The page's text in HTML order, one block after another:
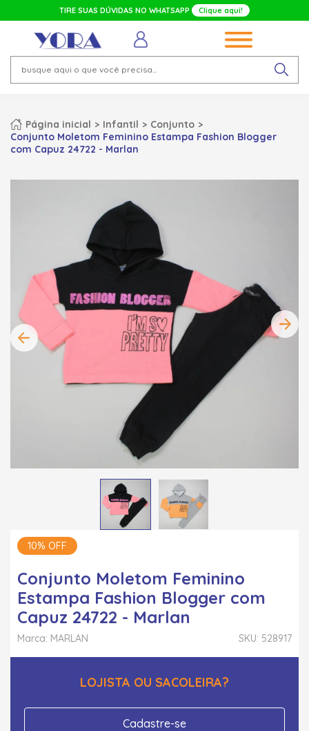
TIRE SUAS DÚVIDAS NO WHATSAPP Clique aqui!
Página inicial Infantil
Conjunto
Conjunto Moletom Feminino Estampa Fashion Blogger
com Capuz 24722 - Marlan
10% OFF
Conjunto Moletom Feminino
Estampa Fashion Blogger com
Capuz 24722 - Marlan
SKU: 528917
Marca: MARLAN
LOJISTA OU SACOLEIRA?
Cadastre-se